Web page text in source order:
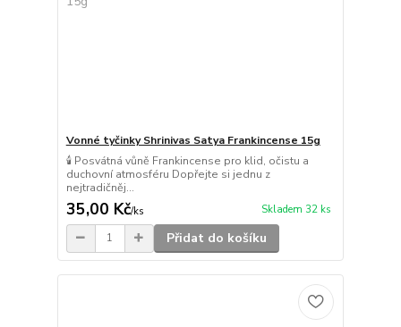
Vonné tyčinky Shrinivas Satya Frankincense 15g
🕯️ Posvátná vůně Frankincense pro klid, očistu a
duchovní atmosféru Dopřejte si jednu z
nejtradičněj...
35,00 Kč/ks Skladem 32 ks
Přidat do košíku